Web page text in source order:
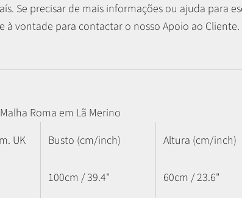
Se precisar de mais informações ou ajuda para
à vontade para contactar o nosso Apoio ao Cliente.
Roma em Lã Merino
UK Busto (cm/inch) Altura (cm/inch)
100cm / 39.4" 60cm / 23.6"